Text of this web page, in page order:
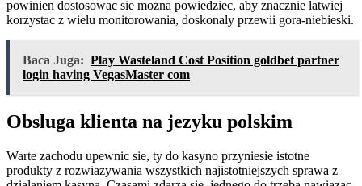
powinien dostosowac sie mozna powiedziec, aby znacznie latwiej
korzystac z wielu monitorowania, doskonaly przewii gora-niebieski.
Baca Juga: Play Wasteland Cost Position goldbet partner
login having VegasMaster com
Obsluga klienta na jezyku polskim
Warte zachodu upewnic sie, ty do kasyno przyniesie istotne
produkty z rozwiazywania wszystkich najistotniejszych sprawa z